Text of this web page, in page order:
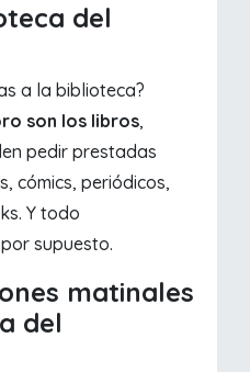
del
a la biblioteca?
son los libros,
pedir prestadas
cómics, periódicos,
Y todo
supuesto.
matinales
del